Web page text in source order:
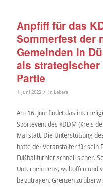
Anpfiff für das
Sommerfest der
Gemeinden in
als
Partie
1. Juni 2022 / in Lebara
Am 16. Juni findet das
Sportevent des KDDM (Kreis
Mal statt. Die Unterstützung
hatte der Veranstalter für sein
Fußballturnier schnell sicher.
Unternehmens, weltoffen und
beizutragen, Grenzen zu